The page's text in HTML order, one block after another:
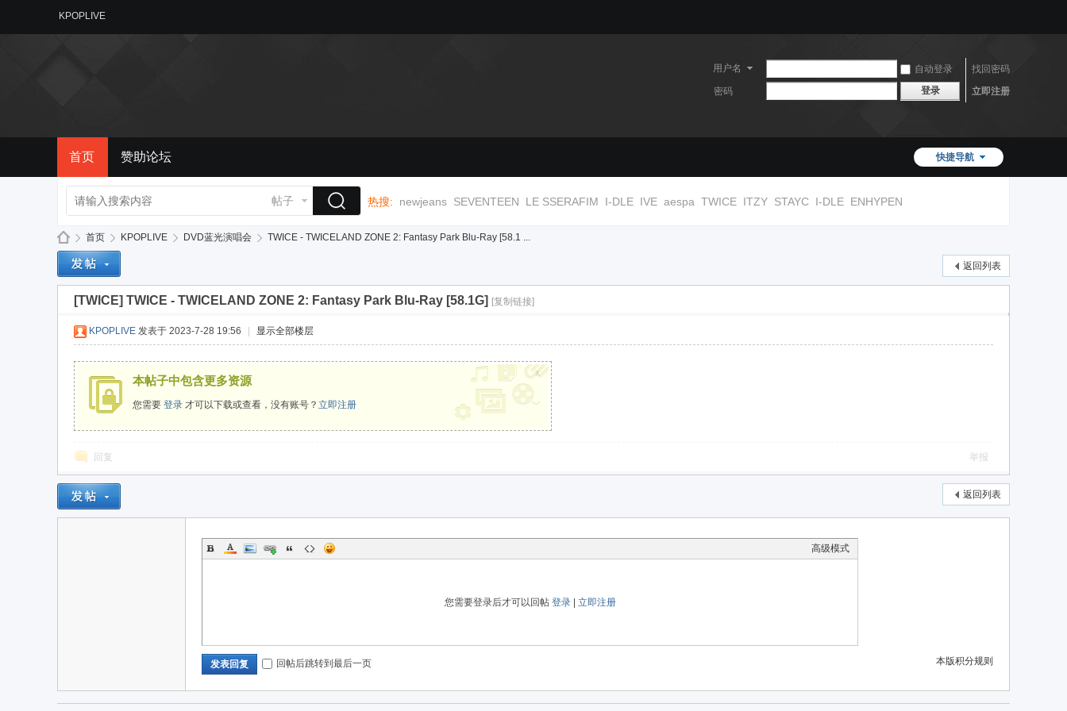
KPOPLIVE
用户名 自动登录
找回密码
密码
登录 立即注册
快捷导航
首页 赞助论坛
帖子 热搜: newjeans SEVENTEEN LE SSERAFIM I-DLE IVE aespa TWICE ITZY STAYC I-DLE ENHYPEN
»
首页
›
KPOPLIVE DVD蓝光演唱会
›
TWICE - TWICELAND ZONE 2: Fantasy Park Blu-Ray [58.1 ...
返回列表
[TWICE] TWICE - TWICELAND ZONE 2: Fantasy Park Blu-Ray [58.1G] [复制链接]
KPOPLIVE 发表于 2023-7-28 19:56 显示全部楼层
本帖子中包含更多资源
您需要 登录 才可以下载或查看，没有账号？ 立即注册
x
回复 举报
返回列表
高级模式
您需要登录后才可以回帖 登录| 立即注册
本版积分规则
发表回复 回帖后跳转到最后一页